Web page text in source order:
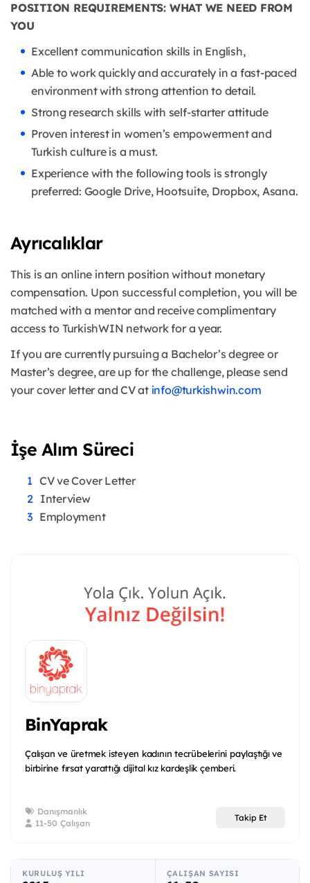
POSITION REQUIREMENTS: WHAT WE NEED FROM
YOU
Excellent communication skills in English,
Able to work quickly and accurately in a fast-paced
environment with strong attention to detail.
Strong research skills with self-starter attitude
Proven interest in women’s empowerment and
Turkish culture is a must.
Experience with the following tools is strongly
preferred: Google Drive, Hootsuite, Dropbox, Asana.
Ayrıcalıklar
This is an online intern position without monetary
compensation. Upon successful completion, you will be
matched with a mentor and receive complimentary
access to TurkishWIN network for a year.
If you are currently pursuing a Bachelor’s degree or
Master’s degree, are up for the challenge, please send
your cover letter and CV at info@turkishwin.com
İşe Alım Süreci
CV ve Cover Letter
Interview
Employment
BinYaprak
Çalışan ve üretmek isteyen kadının tecrübelerini paylaştığı ve
birbirine fırsat yarattığı dijital kız kardeşlik çemberi.
Danışmanlık
11-50 Çalışan
Takip Et
KURULUŞ YILI ÇALIŞAN SAYISI